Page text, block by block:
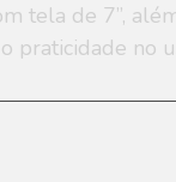
tela de 7”,
praticidade no